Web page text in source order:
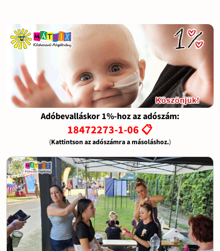
Adóbevalláskor 1%-hoz az adószám:
18472273-1-06 📋
(Kattintson az adószámra a másoláshoz.)